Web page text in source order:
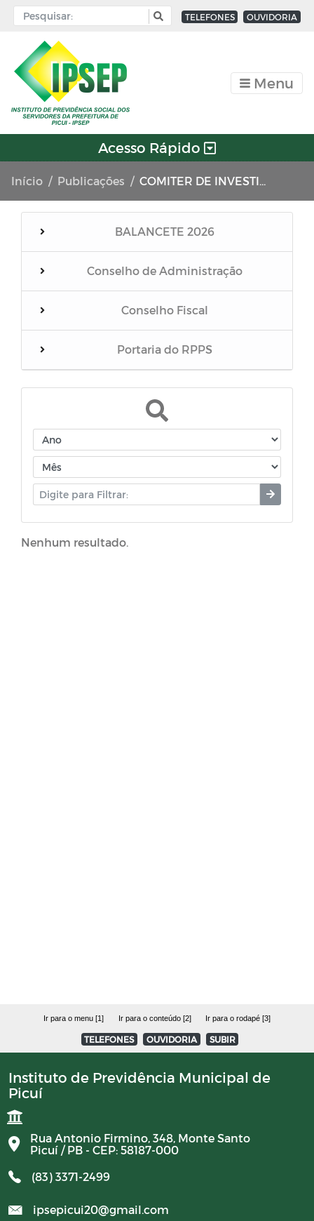
TELEFONES OUVIDORIA
Menu
Acesso Rápido
Início Publicações COMITER DE INVESTIMENTO 2024
BALANCETE 2026
Conselho de Administração
Conselho Fiscal
Portaria do RPPS
Balanços
RREO do RPPS
Eventos
Folha inativos
PORTARIAS RPPS 2023
BALANCETES 2023
BALANCETES 2024
COMITE DE INVESTIMENTO 2023
COMITER DE INVESTIMENTO 2024
Nenhum resultado.
Ir para o menu [1] Ir para o conteúdo [2] Ir para o rodapé [3]
TELEFONES OUVIDORIA SUBIR
Instituto de Previdência Municipal de
Picuí
Rua Antonio Firmino, 348, Monte Santo
Picuí / PB - CEP: 58187-000
(83) 3371-2499
ipsepicui20@gmail.com